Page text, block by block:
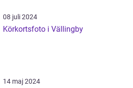
08 juli 2024
Körkortsfoto i Vällingby
14 maj 2024